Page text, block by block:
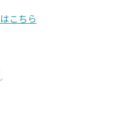
こちら